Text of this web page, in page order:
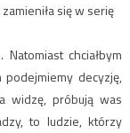
się w serię
chciałbym
decyzję,
widzę, próbują was
to ludzie, którzy